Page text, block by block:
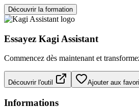
Découvrir la formation
Essayez Kagi Assistant
Commencez dès maintenant et
Découvrir l'outil Ajouter aux
Informations